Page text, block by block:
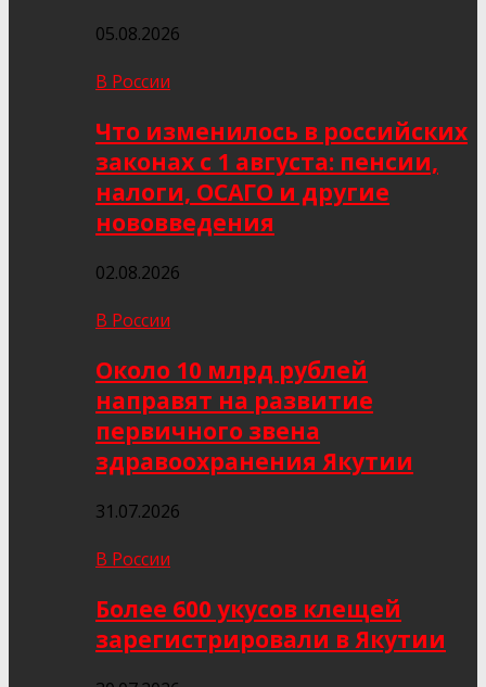
05.08.2026
В России
Что изменилось в российских
законах с 1 августа: пенсии,
налоги, ОСАГО и другие
нововведения
02.08.2026
В России
Около 10 млрд рублей
направят на развитие
первичного звена
здравоохранения Якутии
31.07.2026
В России
Более 600 укусов клещей
зарегистрировали в Якутии